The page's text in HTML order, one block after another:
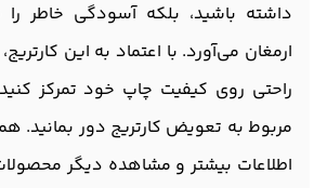
داشته باشید، بلکه آسودگی خاطر را
ارمغان می‌آورد. با اعتماد به این
راحتی روی کیفیت چاپ خود تمرکز
مربوط به تعویض کارتریج دور بمانید.
اطلاعات بیشتر و مشاهده دیگر